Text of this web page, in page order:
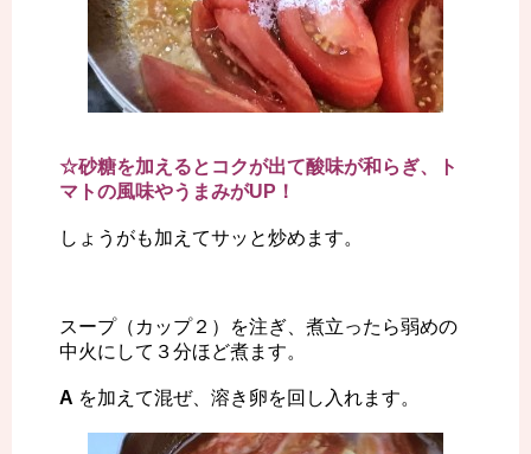
☆砂糖を加えるとコクが出て酸味が和らぎ、ト
マトの風味やうまみがUP！
しょうがも加えてサッと炒めます。
スープ（カップ２）を注ぎ、煮立ったら弱めの
中火にして３分ほど煮ます。
A を加えて混ぜ、溶き卵を回し入れます。